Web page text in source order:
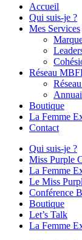
Accueil
Qui suis-je ?
Mes Services
Réseau
Boutique
La Femme
Contact
Qui suis-je ?
Miss Purple
La Femme
Le Miss
Conférence
Boutique
Let’s Talk
La Femme